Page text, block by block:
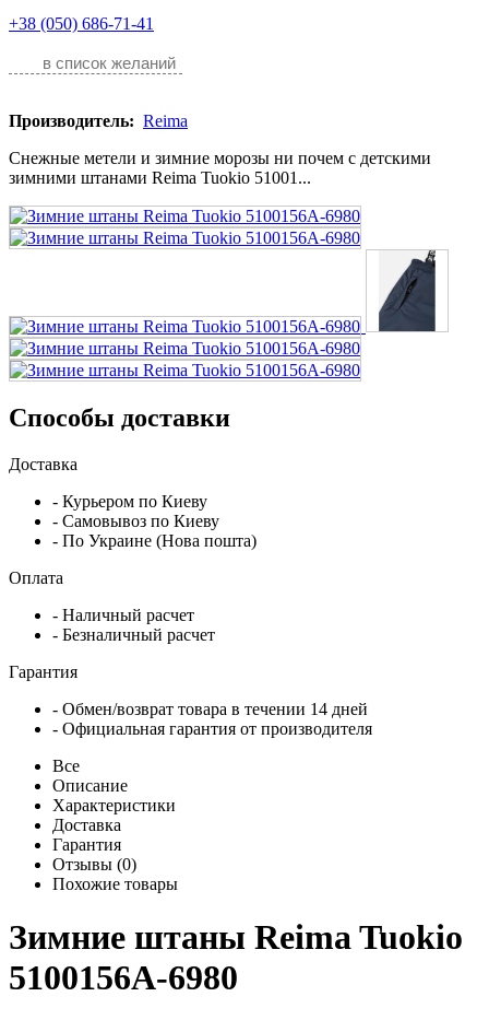
+38 (050) 686-71-41
в список желаний
Производитель: Reima
Снежные метели и зимние морозы ни почем с детскими
зимними штанами Reima Tuokio 51001...
Способы доставки
Доставка
- Курьером по Киеву
- Самовывоз по Киеву
- По Украине (Нова пошта)
Оплата
- Наличный расчет
- Безналичный расчет
Гарантия
- Обмен/возврат товара в течении 14 дней
- Официальная гарантия от производителя
Все
Описание
Характеристики
Доставка
Гарантия
Отзывы (0)
Похожие товары
Зимние штаны Reima Tuokio
5100156A-6980